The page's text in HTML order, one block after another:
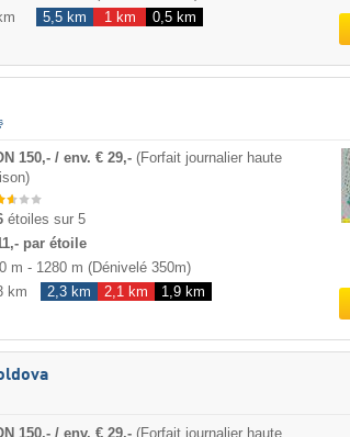
5,5 km 1 km
0,5 km
150,- / env. € 29,- (Forfait journalier haute
étoiles sur 5
par étoile
m - 1280 m (Dénivelé 350m)
km 2,3 km 2,1 km
1,9 km
150,- / env. € 29,- (Forfait journalier haute